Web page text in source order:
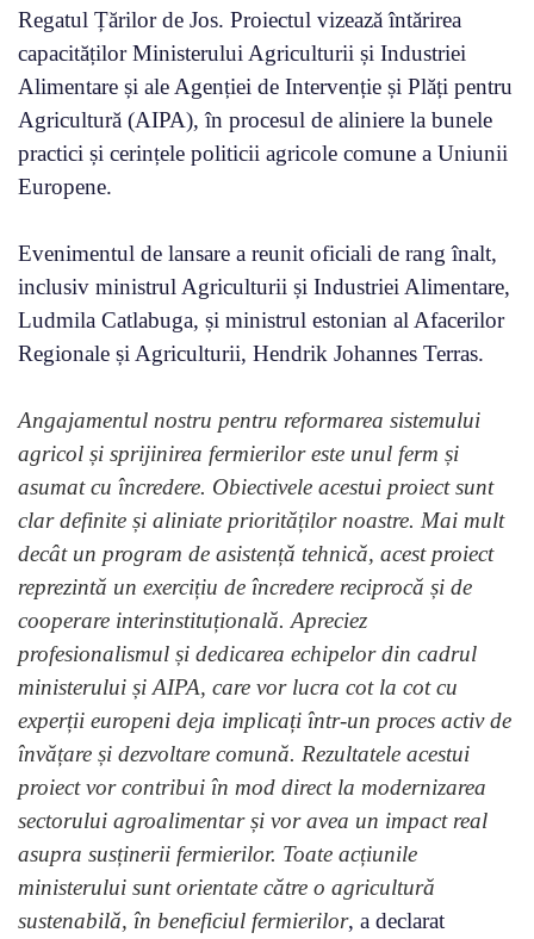
Regatul Țărilor de Jos. Proiectul vizează întărirea
capacităților Ministerului Agriculturii și Industriei
Alimentare și ale Agenției de Intervenție și Plăți pentru
Agricultură (AIPA), în procesul de aliniere la bunele
practici și cerințele politicii agricole comune a Uniunii
Europene.
Evenimentul de lansare a reunit oficiali de rang înalt,
inclusiv ministrul Agriculturii și Industriei Alimentare,
Ludmila Catlabuga, și ministrul estonian al Afacerilor
Regionale și Agriculturii, Hendrik Johannes Terras.
Angajamentul nostru pentru reformarea sistemului
agricol și sprijinirea fermierilor este unul ferm și
asumat cu încredere. Obiectivele acestui proiect sunt
clar definite și aliniate priorităților noastre. Mai mult
decât un program de asistență tehnică, acest proiect
reprezintă un exercițiu de încredere reciprocă și de
cooperare interinstituțională. Apreciez
profesionalismul și dedicarea echipelor din cadrul
ministerului și AIPA, care vor lucra cot la cot cu
experții europeni deja implicați într-un proces activ de
învățare și dezvoltare comună. Rezultatele acestui
proiect vor contribui în mod direct la modernizarea
sectorului agroalimentar și vor avea un impact real
asupra susținerii fermierilor. Toate acțiunile
ministerului sunt orientate către o agricultură
sustenabilă, în beneficiul fermierilor, a declarat